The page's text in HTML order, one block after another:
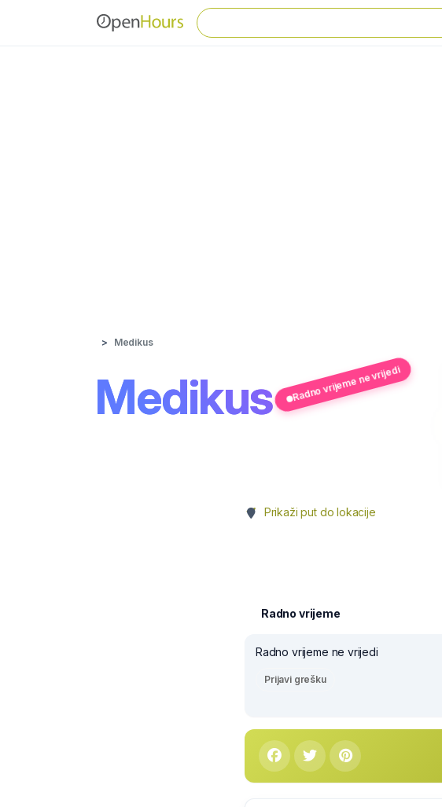
Medikus
Medikus Radno vrijeme ne vrijedi
Prikaži put do lokacije
Radno vrijeme
Radno vrijeme ne vrijedi
Prijavi grešku